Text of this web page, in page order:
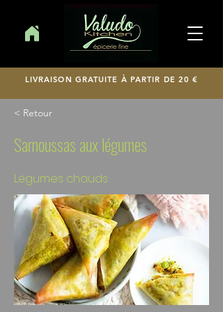
LIVRAISON GRATUITE À PARTIR DE 20 €
< Retour
Samoussas aux légumes
Légumes chauds